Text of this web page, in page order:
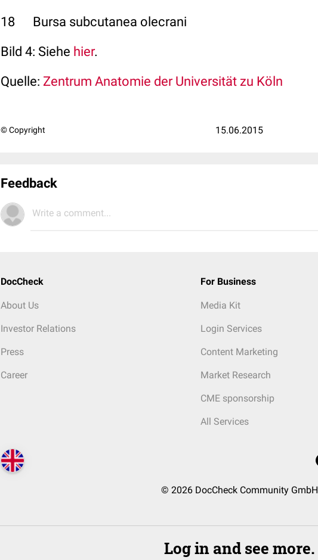
18 Bursa subcutanea olecrani
Bild 4: Siehe hier.
Quelle: Zentrum Anatomie der Universität zu Köln
© Copyright 15.06.2015
Feedback
Write a comment...
DocCheck
About Us
Investor Relations
Press
Career
For Business
Media Kit
Login Services
Content Marketing
Market Research
CME sponsorship
All Services
© 2026 DocCheck Community GmbH
Log in and see more.